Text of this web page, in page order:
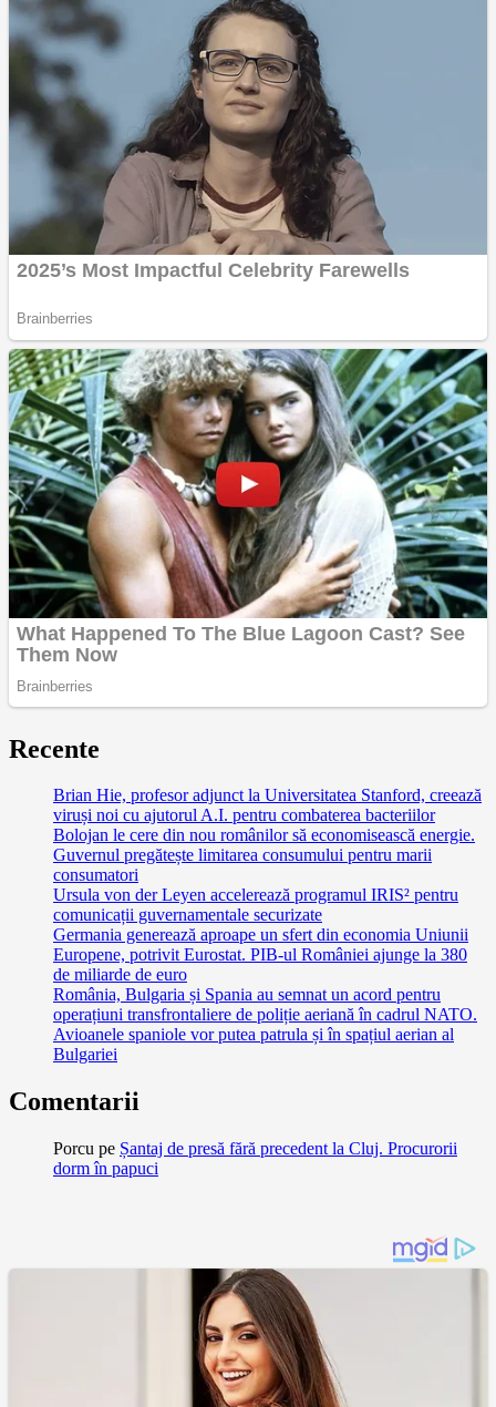
Recente
Brian Hie, profesor adjunct la Universitatea Stanford, creează
viruși noi cu ajutorul A.I. pentru combaterea bacteriilor
Bolojan le cere din nou românilor să economisească energie.
Guvernul pregătește limitarea consumului pentru marii
consumatori
Ursula von der Leyen accelerează programul IRIS² pentru
comunicații guvernamentale securizate
Germania generează aproape un sfert din economia Uniunii
Europene, potrivit Eurostat. PIB-ul României ajunge la 380
de miliarde de euro
România, Bulgaria și Spania au semnat un acord pentru
operațiuni transfrontaliere de poliție aeriană în cadrul NATO.
Avioanele spaniole vor putea patrula și în spațiul aerian al
Bulgariei
Comentarii
Porcu pe Șantaj de presă fără precedent la Cluj. Procurorii
dorm în papuci